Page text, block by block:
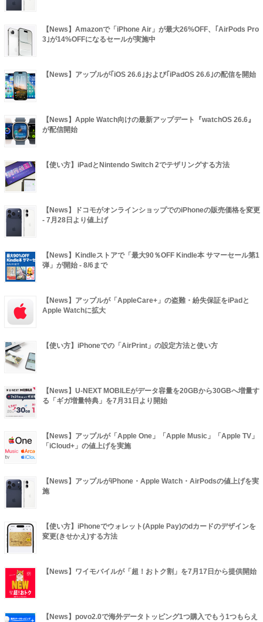
【News】Amazonで「iPhone Air」が最大26%OFF、｢AirPods Pro
3｣が14%OFFになるセールが実施中
【News】アップルが｢iOS 26.6｣および｢iPadOS 26.6｣の配信を開始
【News】Apple Watch向けの最新アップデート『watchOS 26.6』
が配信開始
【使い方】iPadとNintendo Switch 2でテザリングする方法
【News】ドコモがオンラインショップでのiPhoneの販売価格を変更
- 7月28日より値上げ
【News】Kindleストアで「最大90％OFF Kindle本 サマーセール第1
弾」が開始 - 8/6まで
【News】アップルが「AppleCare+」の盗難・紛失保証をiPadと
Apple Watchに拡大
【使い方】iPhoneでの「AirPrint」の設定方法と使い方
【News】U-NEXT MOBILEがデータ容量を20GBから30GBへ増量す
る「ギガ増量特典」を7月31日より開始
【News】アップルが「Apple One」「Apple Music」「Apple TV」
「iCloud+」の値上げを実施
【News】アップルがiPhone・Apple Watch・AirPodsの値上げを実
施
【使い方】iPhoneでウォレット(Apple Pay)のdカードのデザインを
変更(きせかえ)する方法
【News】ワイモバイルが「超！おトク割」を7月17日から提供開始
【News】povo2.0で海外データトッピング1つ購入でもう1つもらえ